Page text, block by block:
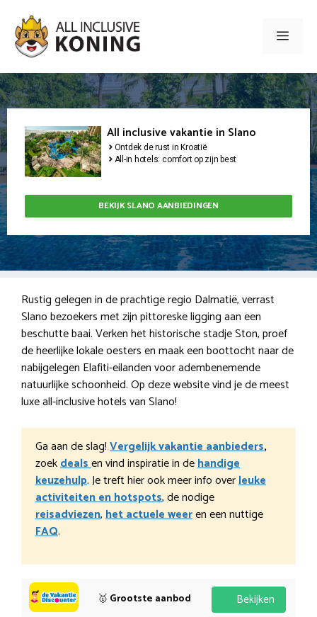
naar
inhoud
Menu
All inclusive vakantie in Slano
Ontdek de rust in Kroatië
All-in hotels: comfort op zijn best
BEKIJK SLANO AANBIEDINGEN
Rustig gelegen in de prachtige regio Dalmatië, verrast
Slano bezoekers met zijn pittoreske ligging aan een
beschutte baai. Verken het historische stadje Ston, proef
de heerlijke lokale oesters en maak een boottocht naar de
nabijgelegen Elafiti-eilanden voor adembenemende
natuurlijke schoonheid. Op deze website vind je de meest
luxe all-inclusive hotels van Slano!
Ga aan de slag!Vergelijk vakantie aanbieders,
zoekdealsen vind inspiratie in dehandige
keuzehulp. Je treft hier ook meer info overleuke
activiteiten en hotspots, de nodige
reisadviezen,het actuele weeren een nuttige
FAQ.
🥇 Grootste aanbod Bekijken